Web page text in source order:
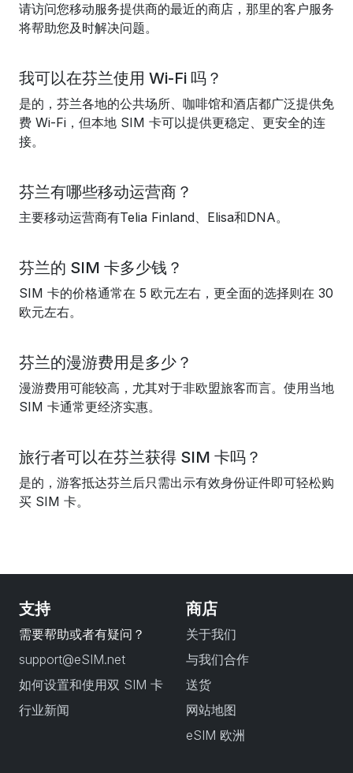
请访问您移动服务提供商的最近的商店，那里的客户服务
将帮助您及时解决问题。
我可以在芬兰使用 Wi-Fi 吗？
是的，芬兰各地的公共场所、咖啡馆和酒店都广泛提供免
费 Wi-Fi，但本地 SIM 卡可以提供更稳定、更安全的连
接。
芬兰有哪些移动运营商？
主要移动运营商有Telia Finland、Elisa和DNA。
芬兰的 SIM 卡多少钱？
SIM 卡的价格通常在 5 欧元左右，更全面的选择则在 30
欧元左右。
芬兰的漫游费用是多少？
漫游费用可能较高，尤其对于非欧盟旅客而言。使用当地
SIM 卡通常更经济实惠。
旅行者可以在芬兰获得 SIM 卡吗？
是的，游客抵达芬兰后只需出示有效身份证件即可轻松购
买 SIM 卡。
支持
需要帮助或者有疑问？
support@eSIM.net
如何设置和使用双 SIM 卡
行业新闻
商店
关于我们
与我们合作
送货
网站地图
eSIM 欧洲